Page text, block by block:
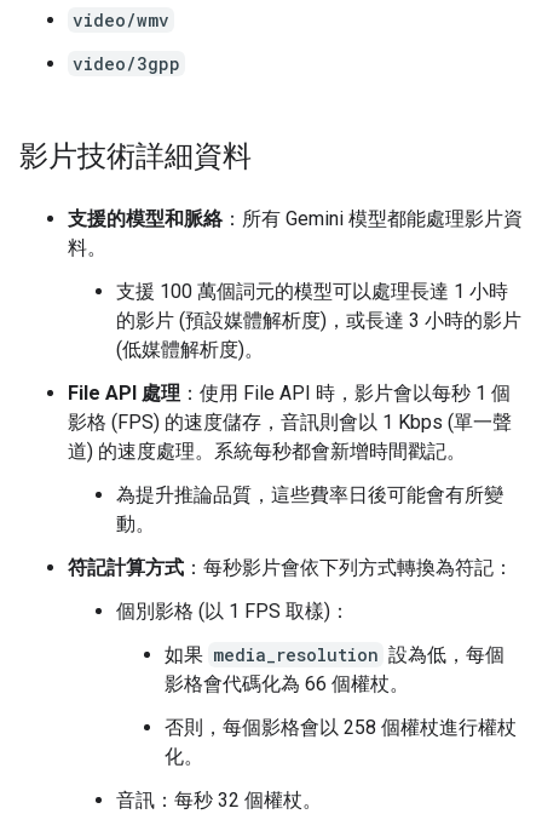
video/wmv
video/3gpp
影片技術詳細資料
支援的模型和脈絡：所有 Gemini 模型都能處理影片資
料。
支援 100 萬個詞元的模型可以處理長達 1 小時
的影片 (預設媒體解析度)，或長達 3 小時的影片
(低媒體解析度)。
File API 處理 ：使用 File API 時，影片會以每秒 1 個
影格 (FPS) 的速度儲存，音訊則會以 1 Kbps (單一聲
道) 的速度處理。系統每秒都會新增時間戳記。
為提升推論品質，這些費率日後可能會有所變
動。
符記計算方式 ：每秒影片會依下列方式轉換為符記：
個別影格 (以 1 FPS 取樣)：
如果 media_resolution 設為低，每個
影格會代碼化為 66 個權杖。
否則，每個影格會以 258 個權杖進行權杖
化。
音訊：每秒 32 個權杖。